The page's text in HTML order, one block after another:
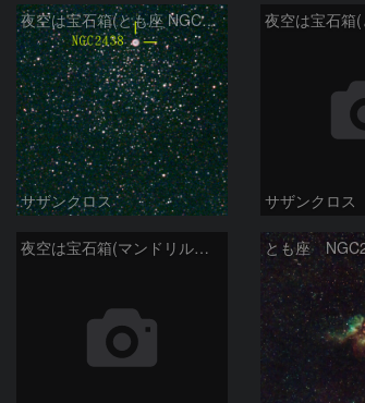
夜空は宝石箱(とも座 NGC2438) Seestar50
サザンクロス サザンクロス
夜空は宝石箱(マンドリル星雲 NGC2467) Seestar50